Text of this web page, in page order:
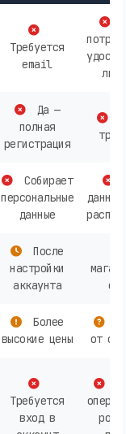
Требуется
email
Да —
полная
регистрация
Собирает
персональные
данные
После
настройки
аккаунта
Более
высокие цены
от
Требуется
вход в